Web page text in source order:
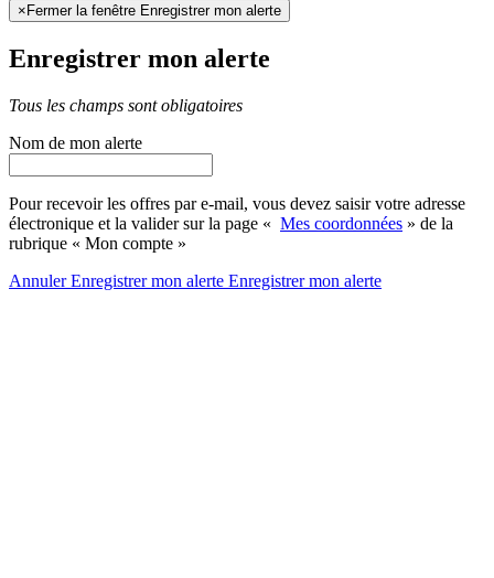
× Fermer la fenêtre Enregistrer mon alerte
Enregistrer mon alerte
Tous les champs sont obligatoires
Nom de mon alerte
Pour recevoir les offres par e-mail, vous devez saisir votre adresse
électronique et la valider sur la page « Mes coordonnées » de la
rubrique « Mon compte »
AnnulerEnregistrer mon alerte Enregistrermon alerte